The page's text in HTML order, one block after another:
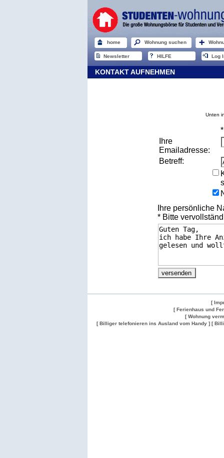
home Wohnung suchen
Newsletter HILFE Log
KONTAKT AUFNEHMEN
Unten
Ihre
Emailadresse:
Betreff:
Ihre persönliche
* Bitte
[
[ Ferienhaus und
[ Wohnung
[ Billiger telefonieren ins Ausland vom Handy ] [